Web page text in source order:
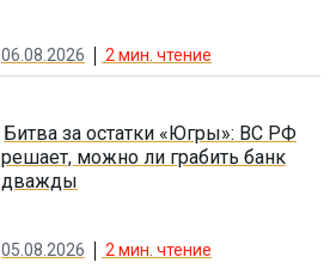
06.08.2026 2мин. чтение
Битва за остатки «Югры»: ВС РФ
решает, можно ли грабить банк
дважды
05.08.2026 2 мин. чтение